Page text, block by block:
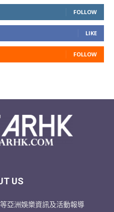
FOLLOW
LIKE
FOLLOW
US
亞洲娛樂資訊及活動報導